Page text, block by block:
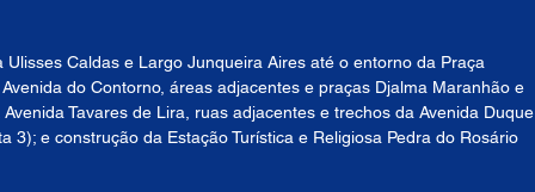
Caldas e Largo Junqueira Aires até o entorno da Praça
do Contorno, áreas adjacentes e praças Djalma Maranhão e
Tavares de Lira, ruas adjacentes e trechos da Avenida Duque
3); e construção da Estação Turística e Religiosa Pedra do Rosário